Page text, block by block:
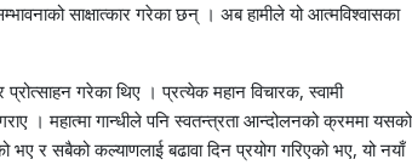
साक्षात्कार गरेका छन् । अब हामीले यो आत्मविश्वासका
गरेका थिए । प्रत्येक महान विचारक, स्वामी
। महात्मा गान्धीले पनि स्वतन्त्रता आन्दोलनको क्रममा यसको
र सबैको कल्याणलाई बढावा दिन प्रयोग गरिएको भए, यो नयाँ